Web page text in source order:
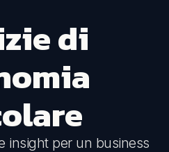
di
insight per un business